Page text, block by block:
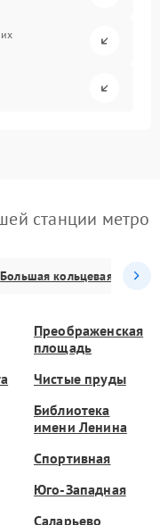
станции метро
Большая кольцевая
Преображенская
площадь
Чистые пруды
Библиотека
имени Ленина
Спортивная
Юго-Западная
Саларьево